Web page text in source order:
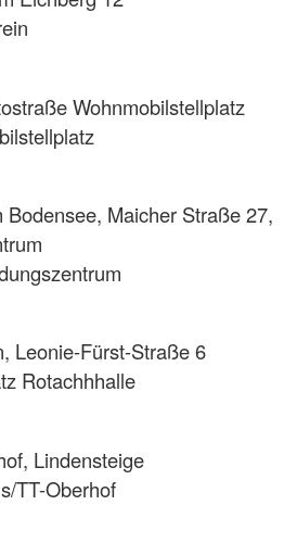
Wohnmobilstellplatz
Maicher Straße 27,
Leonie-Fürst-Straße 6
Rotachhhalle
Lindensteige
TT-Oberhof